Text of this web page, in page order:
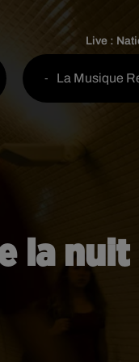
Live :
- La Musique
la